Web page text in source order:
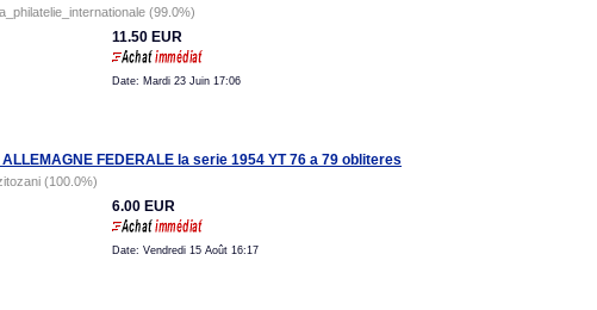
(99.0%)
11.50 EUR
Date: Mardi 23 Juin 17:06
FEDERALE la serie 1954 YT 76 a 79 obliteres
(100.0%)
6.00 EUR
Date: Vendredi 15 Août 16:17